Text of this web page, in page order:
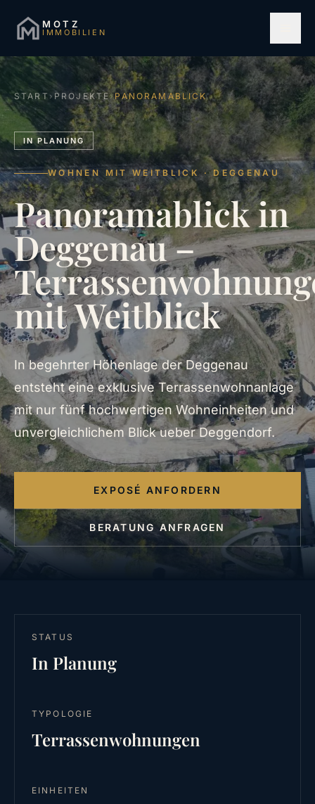
MOTZ
IMMOBILIEN
START › PROJEKTE›PANORAMABLICK
IN PLANUNG
WOHNEN MIT WEITBLICK · DEGGENAU
Panoramablickin
Deggenau–
mitWeitblick
In begehrter Höhenlage der Deggenau
entsteht eine exklusive Terrassenwohnanlage
mit nur fünf hochwertigen Wohneinheiten und
unvergleichlichem Blick ueber Deggendorf.
EXPOSÉ ANFORDERN
BERATUNG ANFRAGEN
STATUS
In Planung
TYPOLOGIE
Terrassenwohnungen
EINHEITEN